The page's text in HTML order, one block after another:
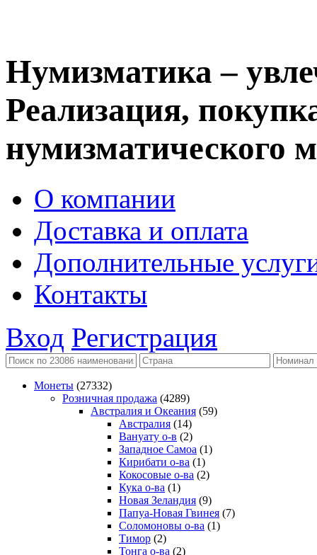
Нумизматика –
Реализация,
нумизматического
О компании
Доставка и оплата
Дополнительные
Контакты
Вход Регистрация
Монеты (27332)
Розничная продажа (4289)
Австралия и Океания (59)
Австралия (14)
Вануату о-в (2)
Западное Самоа (1)
Кирибати о-ва (1)
Кокосовые о-ва (2)
Кука о-ва (1)
Новая Зеландия (9)
Папуа-Новая Гвинея (7)
Соломоновы о-ва (1)
Тимор (2)
Тонга о-ва (2)